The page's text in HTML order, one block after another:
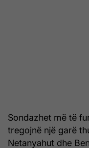
Sondazhet më të
tregojnë një garë
Netanyahut dhe